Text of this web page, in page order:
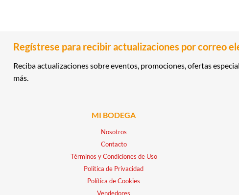
Regístrese para recibir actualizaciones por correo
Reciba actualizaciones sobre eventos, promociones, ofertas
más.
MI BODEGA
Nosotros
Contacto
Términos y Condiciones de Uso
Política de Privacidad
Política de Cookies
Vendedores